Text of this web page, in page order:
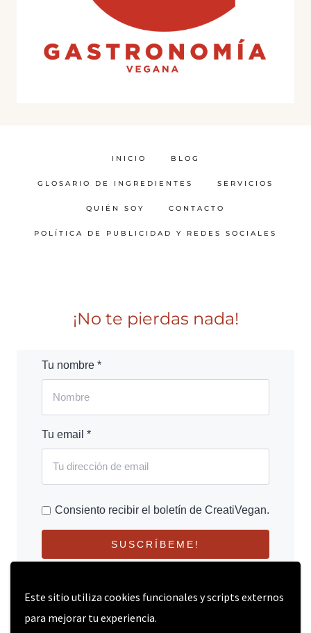
Este sitio utiliza cookies funcionales y scripts externos
para mejorar tu experiencia.
INICIO BLOG
GLOSARIO DE INGREDIENTES SERVICIOS
QUIÉN SOY CONTACTO
POLÍTICA DE PUBLICIDAD Y REDES SOCIALES
¡No te pierdas nada!
Tu nombre *
Tu email *
Consiento recibir el boletín de CreatiVegan.
SUSCRÍBEME!